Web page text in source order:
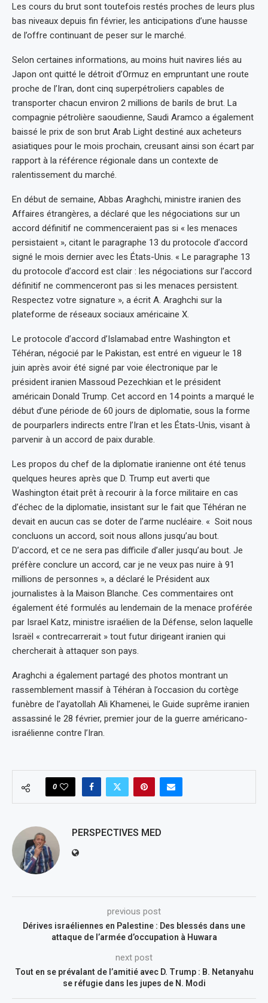
Les cours du brut sont toutefois restés proches de leurs plus
bas niveaux depuis fin février, les anticipations d’une hausse
de l’offre continuant de peser sur le marché.
Selon certaines informations, au moins huit navires liés au
Japon ont quitté le détroit d’Ormuz en empruntant une route
proche de l’Iran, dont cinq superpétroliers capables de
transporter chacun environ 2 millions de barils de brut. La
compagnie pétrolière saoudienne, Saudi Aramco a également
baissé le prix de son brut Arab Light destiné aux acheteurs
asiatiques pour le mois prochain, creusant ainsi son écart par
rapport à la référence régionale dans un contexte de
ralentissement du marché.
En début de semaine, Abbas Araghchi, ministre iranien des
Affaires étrangères, a déclaré que les négociations sur un
accord définitif ne commenceraient pas si « les menaces
persistaient », citant le paragraphe 13 du protocole d’accord
signé le mois dernier avec les États-Unis. « Le paragraphe 13
du protocole d’accord est clair : les négociations sur l’accord
définitif ne commenceront pas si les menaces persistent.
Respectez votre signature », a écrit A. Araghchi sur la
plateforme de réseaux sociaux américaine X.
Le protocole d’accord d’Islamabad entre Washington et
Téhéran, négocié par le Pakistan, est entré en vigueur le 18
juin après avoir été signé par voie électronique par le
président iranien Massoud Pezechkian et le président
américain Donald Trump. Cet accord en 14 points a marqué le
début d’une période de 60 jours de diplomatie, sous la forme
de pourparlers indirects entre l’Iran et les États-Unis, visant à
parvenir à un accord de paix durable.
Les propos du chef de la diplomatie iranienne ont été tenus
quelques heures après que D. Trump eut averti que
Washington était prêt à recourir à la force militaire en cas
d’échec de la diplomatie, insistant sur le fait que Téhéran ne
devait en aucun cas se doter de l’arme nucléaire. « Soit nous
concluons un accord, soit nous allons jusqu’au bout.
D’accord, et ce ne sera pas difficile d’aller jusqu’au bout. Je
préfère conclure un accord, car je ne veux pas nuire à 91
millions de personnes », a déclaré le Président aux
journalistes à la Maison Blanche. Ces commentaires ont
également été formulés au lendemain de la menace proférée
par Israel Katz, ministre israélien de la Défense, selon laquelle
Israël « contrecarrerait » tout futur dirigeant iranien qui
chercherait à attaquer son pays.
Araghchi a également partagé des photos montrant un
rassemblement massif à Téhéran à l’occasion du cortège
funèbre de l’ayatollah Ali Khamenei, le Guide suprême iranien
assassiné le 28 février, premier jour de la guerre américano-
israélienne contre l’Iran.
0
PERSPECTIVES MED
previous post
Dérives israéliennes en Palestine : Des blessés dans une
attaque de l’armée d’occupation à Huwara
next post
Tout en se prévalant de l’amitié avec D. Trump : B. Netanyahu
se réfugie dans les jupes de N. Modi